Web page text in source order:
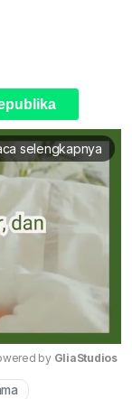
selengkapnya
by GliaStudios